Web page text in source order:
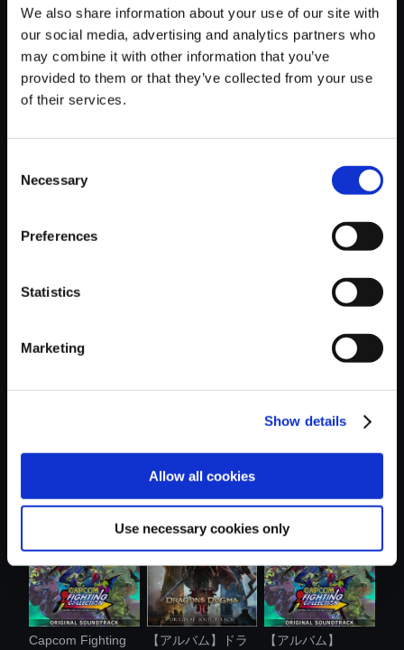
We also share information about your use of our site with
our social media, advertising and analytics partners who
may combine it with other information that you’ve
provided to them or that they’ve collected from your use
of their services.
Selection
Necessary
Preferences
Statistics
Marketing
Show details
Allow all cookies
Use necessary cookies only
【単曲】流星のロックマン パー
フェクトコレクション オリジナ
ルサウンドトラック Shooting S
のロックマン...
Capcom Fighting
【アルバム】ドラ
【アルバム】